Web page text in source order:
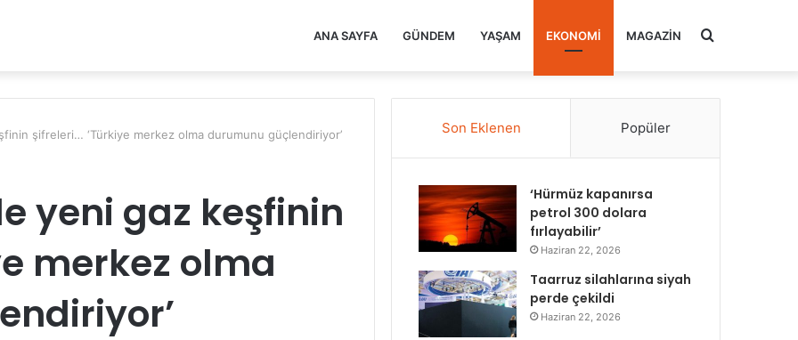
ANA SAYFA GÜNDEM YAŞAM EKONOMI MAGAZIN Arama
şifreleri… ‘Türkiye merkez olma durumunu güçlendiriyor’
yeni gaz keşfinin
merkez olma
Son Eklenen Popüler
‘Hürmüz kapanırsa
petrol 300 dolara
fırlayabilir’
Haziran 22, 2026
Taarruz silahlarına siyah
perde çekildi
Haziran 22, 2026